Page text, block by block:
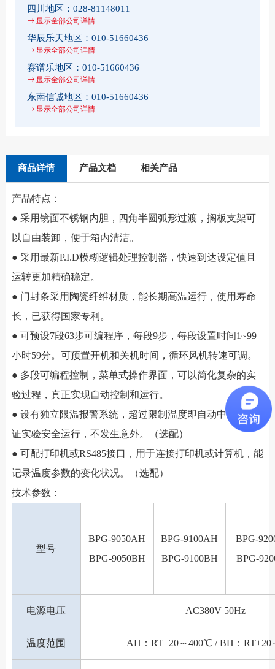
四川地区： 028-81148011
显示全部公司详情
华辰乐天地区： 010-51660436
显示全部公司详情
赛谱乐地区： 010-51660436
显示全部公司详情
东南信诚地区： 010-51660436
显示全部公司详情
商品详情 产品文档 相关产品
产品特点：
● 采用镜面不锈钢内胆，四角半圆弧形过渡，搁板支架可
以自由装卸，便于箱内清洁。
● 采用最新P.I.D模糊逻辑处理控制器，快速到达设定值且
运转更加精确稳定。
● 门封条采用陶瓷纤维材质，能长期高温运行，使用寿命
长，已获得国家专利。
● 可预设7段63步可编程序，每段9步，每段设置时间1~99
小时59分。可预置开机和关机时间，循环风机转速可调。
● 多段可编程控制，菜单式操作界面，可以简化复杂的实
验过程，真正实现自动控制和运行。
● 设有独立限温报警系统，超过限制温度即自动中断，保
证实验安全运行，不发生意外。（选配）
● 可配打印机或RS485接口，用于连接打印机或计算机，能
记录温度参数的变化状况。（选配）
技术参数：
型号
BPG-9050AH
BPG-9050BH
BPG-9100AH
BPG-9100BH
BPG-
BPG-
电源电压 AC380V 50Hz
温度范围 AH：RT+20～400℃ / BH：